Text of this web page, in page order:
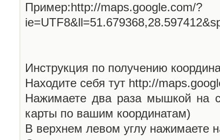
Пример:http://maps.google.com/?
Инструкция по получению
Находите себя тут http://
Нажимаете два раза мышкой на
карты по вашим координатам)
В верхнем левом углу нажимаете